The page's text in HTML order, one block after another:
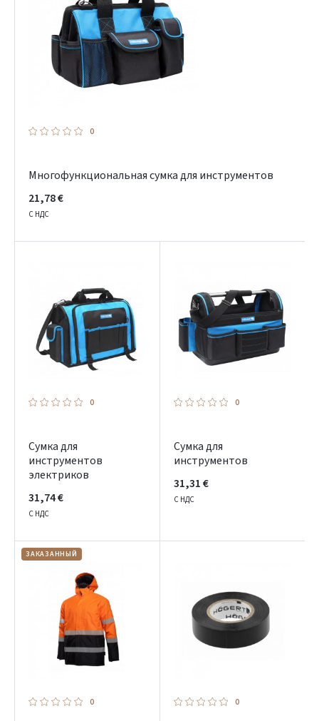
0
Многофункциональная сумка для инструментов
21,78 €
С НДС
0
Сумка для
инструментов
электриков
31,74 €
С НДС
0
Сумка для
инструментов
31,31 €
С НДС
ЗАКАЗАННЫЙ
0 0